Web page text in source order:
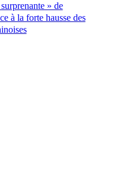
» de
à la forte hausse des